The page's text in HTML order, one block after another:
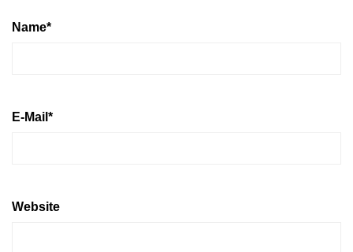
Name*
E-Mail *
Website